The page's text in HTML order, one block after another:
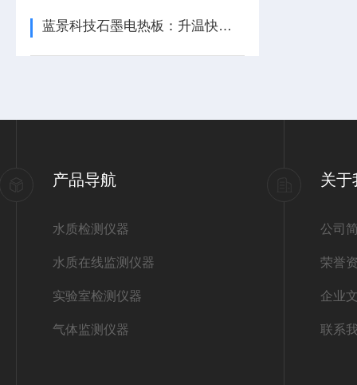
蓝景科技石墨电热板：升温快受热匀 样品消解用
产品导航
水质检测仪器
水质在线监测仪器
实验室检测仪器
气体监测仪器
关于
公司
荣誉
企业
联系